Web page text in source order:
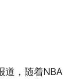
道，随着NBA